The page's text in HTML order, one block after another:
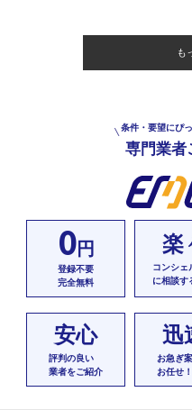
も
条件・要望にぴ
専門業者
0円
登録不要
完全無料
楽
コンシェ
に相談す
安心
評判の良い
業者をご紹介
迅
お急ぎ
お任せ！